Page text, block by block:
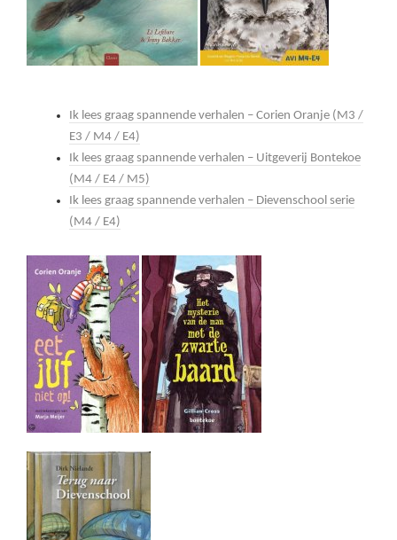
Ik lees graag spannende verhalen – Corien Oranje (M3 /
E3 / M4 / E4)
Ik lees graag spannende verhalen – Uitgeverij Bontekoe
(M4 / E4 / M5)
Ik lees graag spannende verhalen – Dievenschool serie
(M4 / E4)